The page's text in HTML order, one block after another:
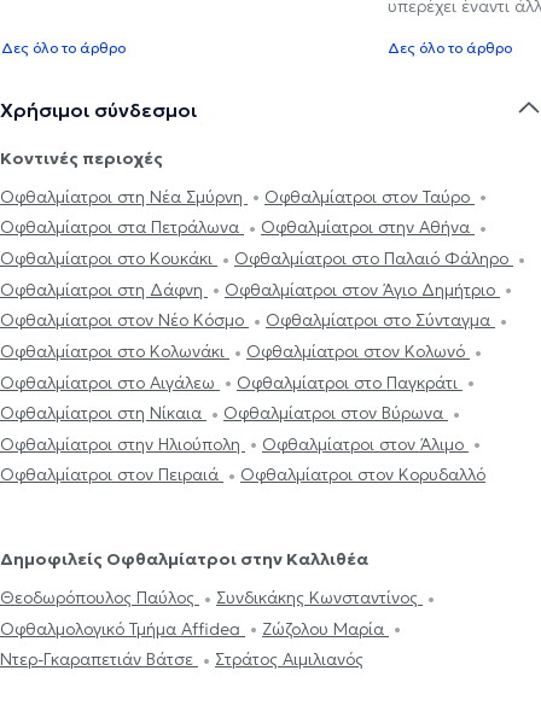
Δες όλο το άρθρο
υπερέχει έναντι
Δες όλο το άρθρο
Χρήσιμοι σύνδεσμοι
Κοντινές περιοχές
Οφθαλμίατροι στη Νέα Σμύρνη
Οφθαλμίατροι στον Ταύρο
Οφθαλμίατροι στα Πετράλωνα
Οφθαλμίατροι στην Αθήνα
Οφθαλμίατροι στο Κουκάκι
Οφθαλμίατροι στο Παλαιό Φάληρο
Οφθαλμίατροι στη Δάφνη
Οφθαλμίατροι στον Άγιο Δημήτριο
Οφθαλμίατροι στον Νέο Κόσμο
Οφθαλμίατροι στο Σύνταγμα
Οφθαλμίατροι στο Κολωνάκι
Οφθαλμίατροι στον Κολωνό
Οφθαλμίατροι στο Αιγάλεω
Οφθαλμίατροι στο Παγκράτι
Οφθαλμίατροι στη Νίκαια
Οφθαλμίατροι στον Βύρωνα
Οφθαλμίατροι στην Ηλιούπολη
Οφθαλμίατροι στον Άλιμο
Οφθαλμίατροι στον Πειραιά
Οφθαλμίατροι στον Κορυδαλλό
Δημοφιλείς Οφθαλμίατροι στην Καλλιθέα
Θεοδωρόπουλος Παύλος
Συνδικάκης Κωνσταντίνος
Οφθαλμολογικό Τμήμα Affidea
Ζώζολου Μαρία
Ντερ-Γκαραπετιάν Βάτσε
Στράτος Αιμιλιανός